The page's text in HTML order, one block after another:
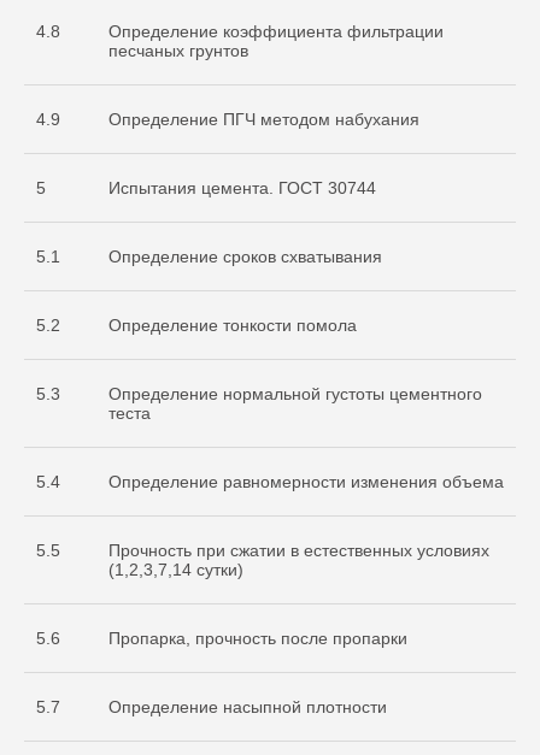
4.8
Определение коэффициента фильтрации
песчаных грунтов
4.9 Определение ПГЧ методом набухания
5 Испытания цемента. ГОСТ 30744
5.1 Определение сроков схватывания
5.2 Определение тонкости помола
5.3
Определение нормальной густоты цементного
теста
5.4 Определение равномерности изменения объема
5.5
Прочность при сжатии в естественных условиях
(1,2,3,7,14 сутки)
5.6 Пропарка, прочность после пропарки
5.7 Определение насыпной плотности
Разрешительная
документация